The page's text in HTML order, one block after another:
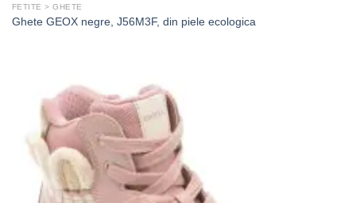
FETITE > GHETE
Ghete GEOX negre, J56M3F, din piele ecologica